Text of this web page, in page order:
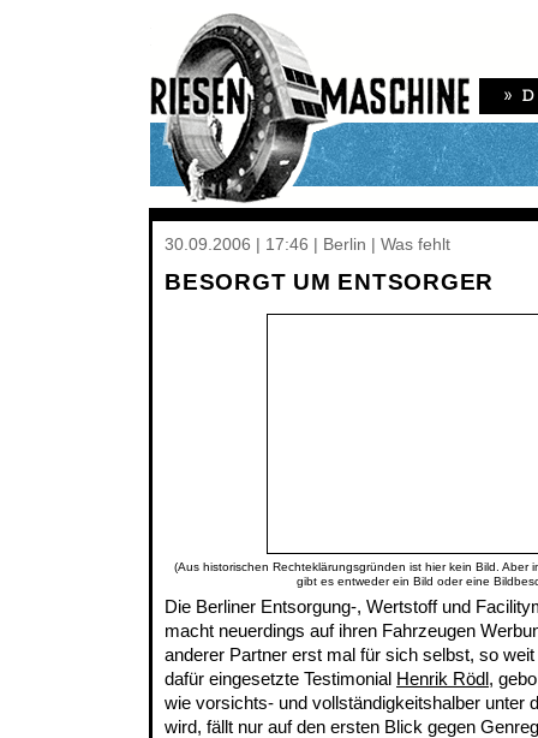
30.09.2006 | 17:46 | Berlin | Was fehlt
BESORGT UM ENTSORGER
(Aus historischen Rechteklärungsgründen ist hier kein Bild. Aber
gibt es entweder ein Bild oder eine
Die Berliner Entsorgung-, Wertstoff und
macht neuerdings auf ihren Fahrzeugen
anderer Partner erst mal für sich selbst, so
dafür eingesetzte Testimonial Henrik Rödl,
wie vorsichts- und vollständigkeitshalber unter
wird, fällt nur auf den ersten Blick gegen